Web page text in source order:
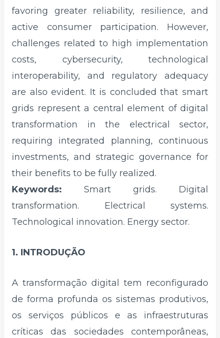
favoring greater reliability, resilience, and
active consumer participation. However,
challenges related to high implementation
costs, cybersecurity, technological
interoperability, and regulatory adequacy
are also evident. It is concluded that smart
grids represent a central element of digital
transformation in the electrical sector,
requiring integrated planning, continuous
investments, and strategic governance for
their benefits to be fully realized.
Keywords: Smart grids. Digital
transformation. Electrical systems.
Technological innovation. Energy sector.
1. INTRODUÇÃO
A transformação digital tem reconfigurado
de forma profunda os sistemas produtivos,
os serviços públicos e as infraestruturas
críticas das sociedades contemporâneas,